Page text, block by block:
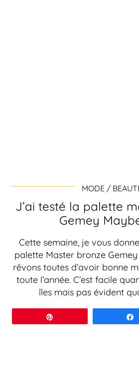
MODE /
J’ai testé la palette
Gemey
Cette semaine, je vous
palette Master bronze
rêvons toutes d’avoir bonne
toute l’année. C’est facile
îles mais pas évident